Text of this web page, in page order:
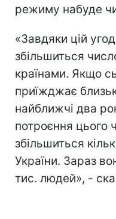
режиму набуде
«Завдяки цій
збільшиться
країнами. Якщо
приїжджає
найближчі два
потроєння цього
збільшиться
України. Зараз
тис. людей», -